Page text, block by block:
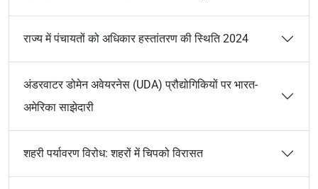
राज्य में पंचायतों को अधिकार हस्तांतरण की स्थिति 2024
अंडरवाटर डोमेन अवेयरनेस (UDA) प्रौद्योगिकियों पर भारत-
अमेरिका साझेदारी
शहरी पर्यावरण विरोध: शहरों में चिपको विरासत